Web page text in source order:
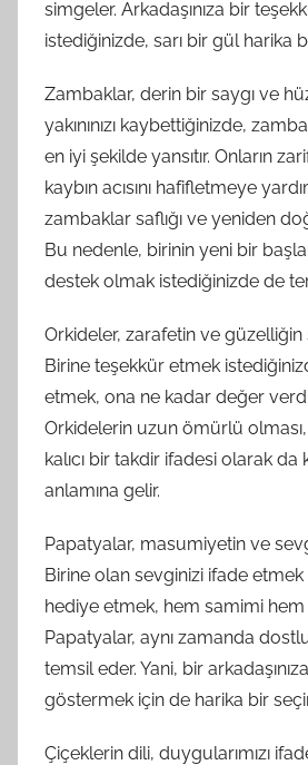
simgeler. Arkadaşınıza bir
istediğinizde, sarı bir gül harika
Zambaklar, derin bir saygı ve
yakınınızı kaybettiğinizde,
en iyi şekilde yansıtır. Onların
kaybın acısını hafifletmeye
zambaklar saflığı ve yeniden
Bu nedenle, birinin yeni bir
destek olmak istediğinizde de
Orkideler, zarafetin ve
Birine teşekkür etmek
etmek, ona ne kadar değer
Orkidelerin uzun ömürlü
kalıcı bir takdir ifadesi olarak da
anlamına gelir.
Papatyalar, masumiyetin ve
Birine olan sevginizi ifade
hediye etmek, hem samimi hem
Papatyalar, aynı zamanda
temsil eder. Yani, bir arkadaşınıza
göstermek için de harika bir
Çiçeklerin dili, duygularımızı